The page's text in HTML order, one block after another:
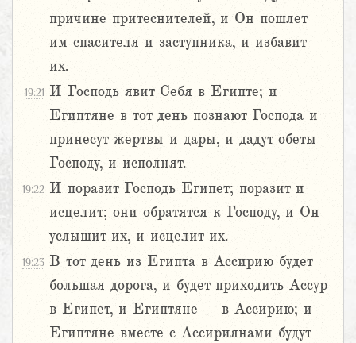
причине притеснителей, и Он пошлет
им спасителя и заступника, и избавит
их.
19:21 И Господь явит Себя в Египте; и
Египтяне в тот день познают Господа и
принесут жертвы и дары, и дадут обеты
Господу, и исполнят.
19:22 И поразит Господь Египет; поразит и
исцелит; они обратятся к Господу, и Он
услышит их, и исцелит их.
19:23 В тот день из Египта в Ассирию будет
большая дорога, и будет приходить Ассур
в Египет, и Египтяне – в Ассирию; и
Египтяне вместе с Ассириянами будут